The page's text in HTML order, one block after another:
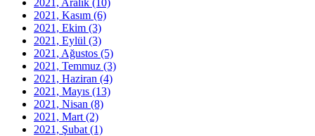
2021, Aralık (10)
2021, Kasım (6)
2021, Ekim (3)
2021, Eylül (3)
2021, Ağustos (5)
2021, Temmuz (3)
2021, Haziran (4)
2021, Mayıs (13)
2021, Nisan (8)
2021, Mart (2)
2021, Şubat (1)